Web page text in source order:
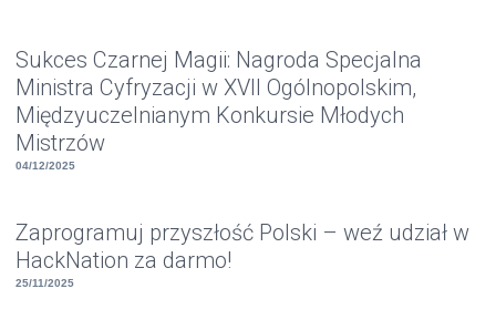
Sukces Czarnej Magii: Nagroda Specjalna
Ministra Cyfryzacji w XVII Ogólnopolskim,
Międzyuczelnianym Konkursie Młodych
Mistrzów
04/12/2025
Zaprogramuj przyszłość Polski – weź udział w
HackNation za darmo!
25/11/2025